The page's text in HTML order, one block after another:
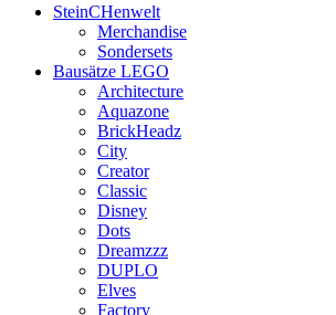
SteinCHenwelt
Merchandise
Sondersets
Bausätze LEGO
Architecture
Aquazone
BrickHeadz
City
Creator
Classic
Disney
Dots
Dreamzzz
DUPLO
Elves
Factory